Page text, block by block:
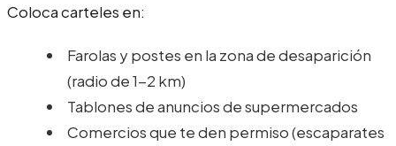
Coloca carteles en:
Farolas y postes en la zona de desaparición
(radio de 1-2 km)
Tablones de anuncios de supermercados
Comercios que te den permiso (escaparates